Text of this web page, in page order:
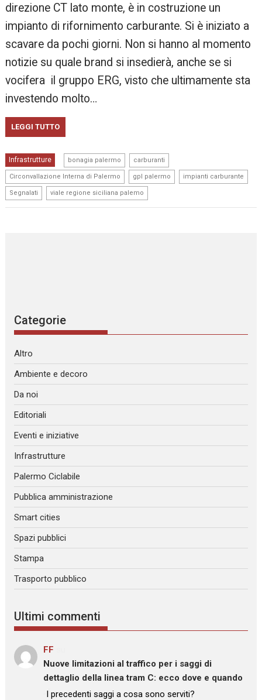
direzione CT lato monte, è in costruzione un
impianto di rifornimento carburante. Si è iniziato a
scavare da pochi giorni. Non si hanno al momento
notizie su quale brand si insedierà, anche se si
vocifera il gruppo ERG, visto che ultimamente sta
investendo molto…
LEGGI TUTTO
Infrastrutture bonagia palermo carburanti
Circonvallazione Interna di Palermo gpl palermo impianti carburante
Segnalati viale regione siciliana palemo
Categorie
Altro
Ambiente e decoro
Da noi
Editoriali
Eventi e iniziative
Infrastrutture
Palermo Ciclabile
Pubblica amministrazione
Smart cities
Spazi pubblici
Stampa
Trasporto pubblico
Ultimi commenti
FF
Nuove limitazioni al traffico per i saggi di
dettaglio della linea tram C: ecco dove e quando
: “ I precedenti saggi a cosa sono serviti?